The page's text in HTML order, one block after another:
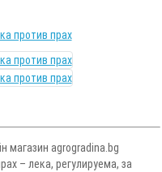
магазин agrogradina.bg
– лека, регулируема, за